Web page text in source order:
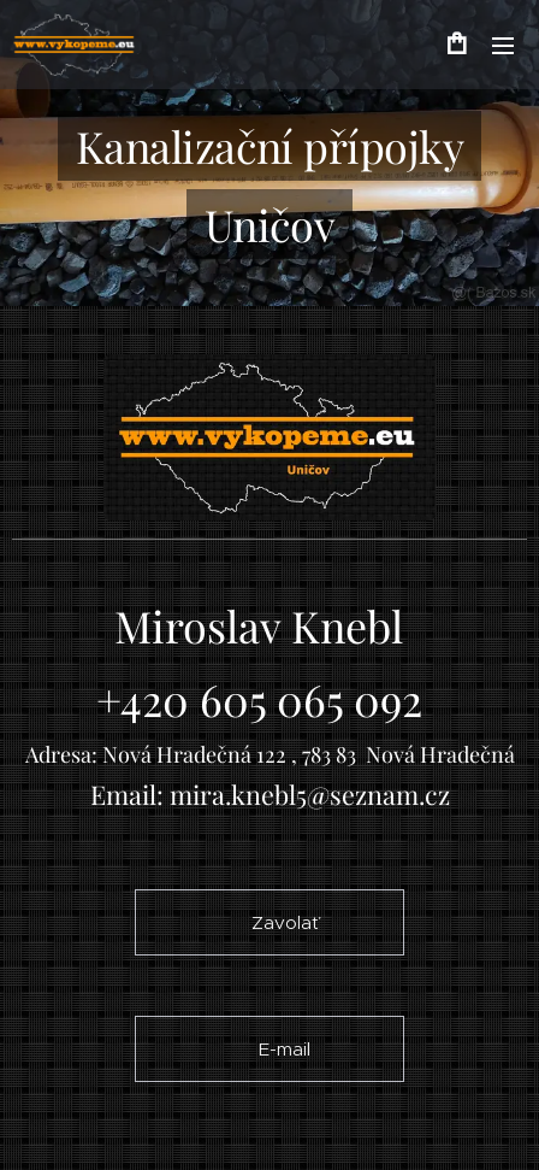
Kanalizační přípojky
Uničov
Miroslav Knebl
+420 605 065 092
Adresa: Nová Hradečná 122 , 783 83 Nová Hradečná
Email: mira.knebl5@seznam.cz
☎ Zavolať
✉ E-mail